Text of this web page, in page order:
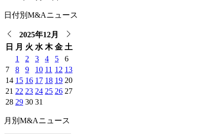
日付別M&Aニュース
2025年12月
日
月 火 水 木 金 土
1
2 3 4 5
6
7
8 9 10 11 12 13
14 15 16 17 18 19 20
21 22 23 24 25 26 27
28 29 30 31
月別M&Aニュース